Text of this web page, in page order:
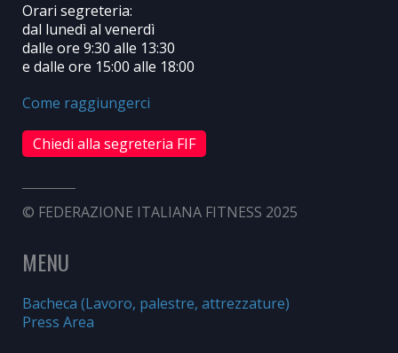
Orari segreteria:
dal lunedì al venerdì
dalle ore 9:30 alle 13:30
e dalle ore 15:00 alle 18:00
Come raggiungerci
Chiedi alla segreteria FIF
© FEDERAZIONE ITALIANA FITNESS 2025
MENU
Bacheca (Lavoro, palestre, attrezzature)
Press Area